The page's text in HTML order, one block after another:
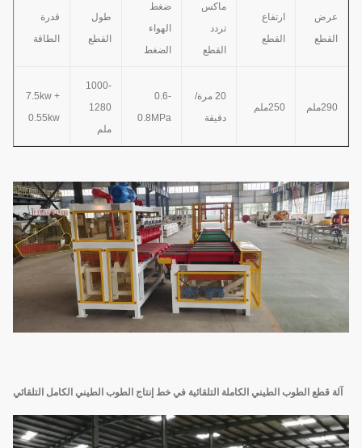
عرض
القطع
ارتفاع
القطع
ماكس
تردد
القطع
ضغط
الهواء
الضغط
طول
القطع
قدرة
الطاقة
290ملم 250ملم
20 مرة/
دقيقة
0.6-
0.8MPa
1000-
1280
ملم
7.5kw +
0.55kw
آلة قطع الطوب الطيني الكاملة التلقائية في خط إنتاج الطوب الطيني الكامل التلقائي